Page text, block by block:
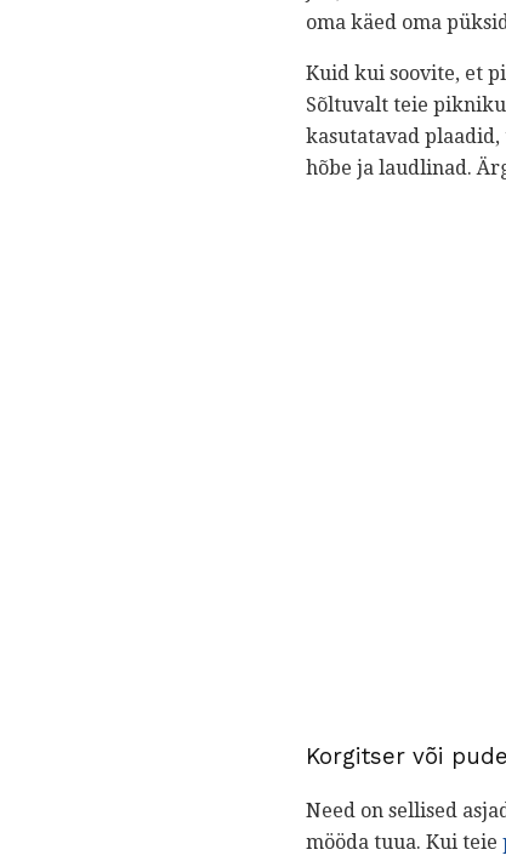
oma käed oma
Kuid kui soovite, et
Sõltuvalt teie
kasutatavad
hõbe ja laudlinad.
Korgitser või
Need on sellised
mööda tuua. Kui teie